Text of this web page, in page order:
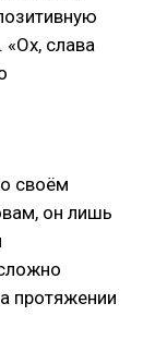
слава
своём
он лишь
протяжении